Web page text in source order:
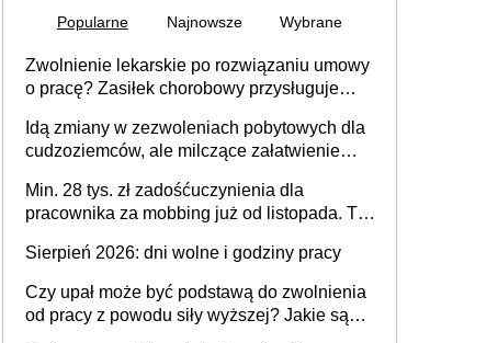
Popularne Najnowsze Wybrane
Zwolnienie lekarskie po rozwiązaniu umowy
o pracę? Zasiłek chorobowy przysługuje
dni od ustania stosunku pracy
Idą zmiany w zezwoleniach pobytowych dla
cudzoziemców, ale milczące załatwienie
Min. 28 tys. zł zadośćuczynienia dla
pracownika za mobbing już od listopada. To
zespołu
Sierpień 2026: dni wolne i godziny pracy
Czy upał może być podstawą do zwolnienia
od pracy z powodu siły wyższej? Jakie są